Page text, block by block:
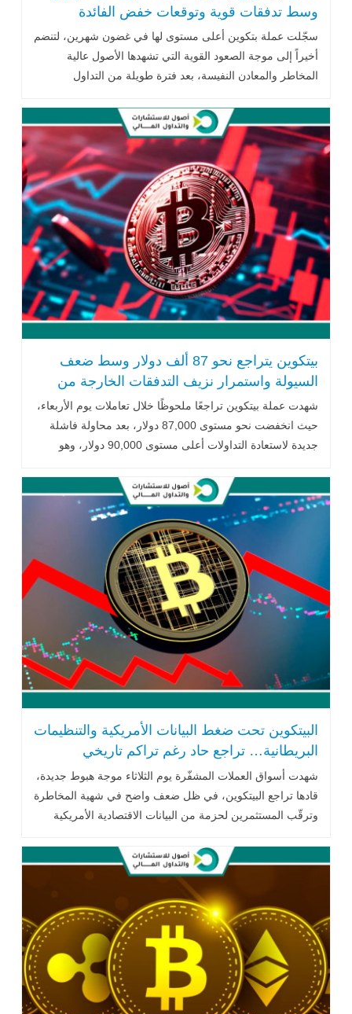
وسط تدفقات قوية وتوقعات خفض الفائدة
سجّلت عملة بتكوين أعلى مستوى لها في غضون شهرين، لتنضم
أخيراً إلى موجة الصعود القوية التي تشهدها الأصول عالية
المخاطر والمعادن النفيسة، بعد فترة طويلة من التداول
بيتكوين يتراجع نحو 87 ألف دولار وسط ضعف
السيولة واستمرار نزيف التدفقات الخارجة من
صناديق ETF
شهدت عملة بيتكوين تراجعًا ملحوظًا خلال تعاملات يوم الأربعاء،
حيث انخفضت نحو مستوى 87,000 دولار، بعد محاولة فاشلة
جديدة لاستعادة التداولات أعلى مستوى 90,000 دولار، وهو
البيتكوين تحت ضغط البيانات الأمريكية والتنظيمات
البريطانية… تراجع حاد رغم تراكم تاريخي
شهدت أسواق العملات المشفّرة يوم الثلاثاء موجة هبوط جديدة،
قادها تراجع البيتكوين، في ظل ضعف واضح في شهية المخاطرة
وترقّب المستثمرين لحزمة من البيانات الاقتصادية الأمريكية